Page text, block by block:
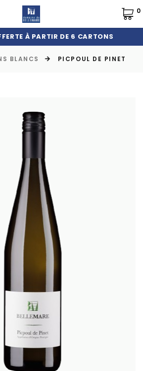
À PARTIR DE 6 CARTONS
0
BLANCS PICPOUL DE PINET